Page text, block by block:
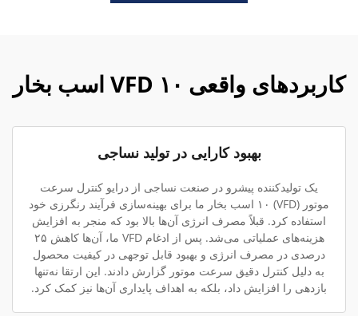
کاربردهای واقعی VFD ۱۰ اسب بخار
بهبود کارایی در تولید نساجی
یک تولیدکننده پیشرو در صنعت نساجی از درایو کنترل سرعت
موتور (VFD) ۱۰ اسب بخار ما برای بهینه‌سازی فرآیند رنگرزی خود
استفاده کرد. قبلاً مصرف انرژی آن‌ها بالا بود که منجر به افزایش
هزینه‌های عملیاتی می‌شد. پس از ادغام VFD ما، آن‌ها کاهش ۲۵
درصدی در مصرف انرژی و بهبود قابل توجهی در کیفیت محصول
به دلیل کنترل دقیق سرعت موتور گزارش دادند. این ارتقا نه‌تنها
بازدهی را افزایش داد، بلکه به اهداف پایداری آن‌ها نیز کمک کرد.